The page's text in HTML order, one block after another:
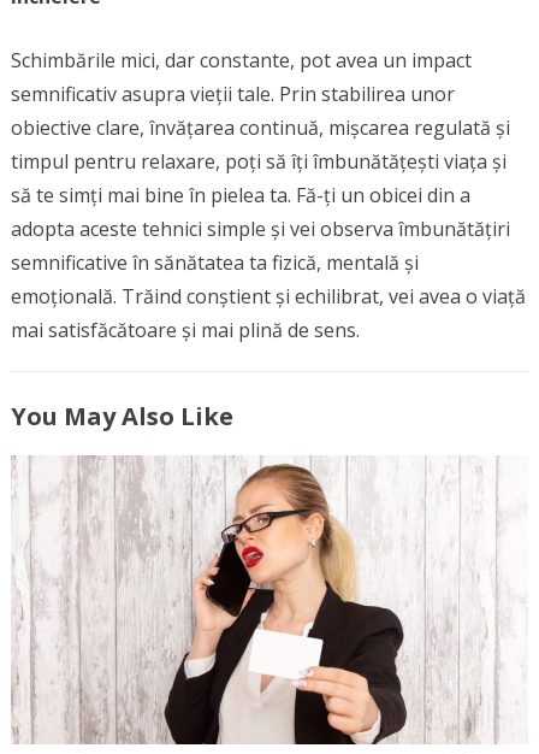
Schimbările mici, dar constante, pot avea un impact
semnificativ asupra vieții tale. Prin stabilirea unor
obiective clare, învățarea continuă, mișcarea regulată și
timpul pentru relaxare, poți să îți îmbunătățești viața și
să te simți mai bine în pielea ta. Fă-ți un obicei din a
adopta aceste tehnici simple și vei observa îmbunătățiri
semnificative în sănătatea ta fizică, mentală și
emoțională. Trăind conștient și echilibrat, vei avea o viață
mai satisfăcătoare și mai plină de sens.
You May Also Like